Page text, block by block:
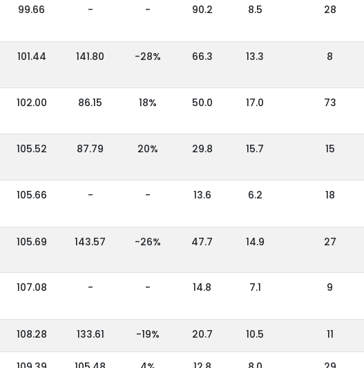
99.66 - - 90.2 8.5 28
101.44 141.80 -28% 66.3 13.3 8
102.00 86.15 18% 50.0 17.0 73
105.52 87.79 20% 29.8 15.7 15
105.66 - - 13.6 6.2 18
105.69 143.57 -26% 47.7 14.9 27
107.08 - - 14.8 7.1 9
108.28 133.61 -19% 20.7 10.5 11